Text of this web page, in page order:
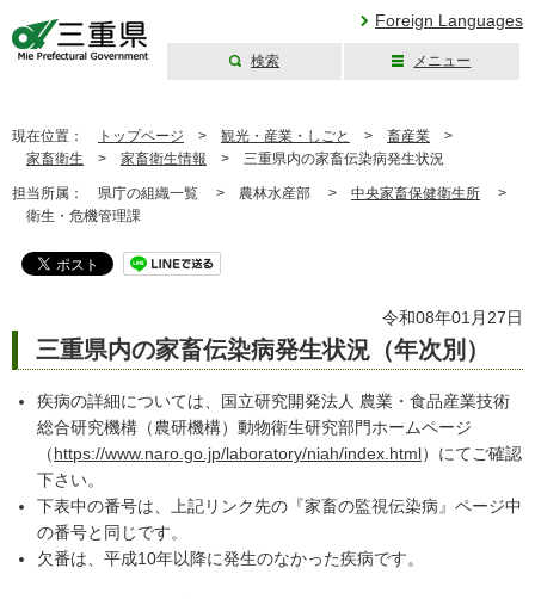
Foreign Languages
検索 メニュー
現在位置： トップページ > 観光・産業・しごと > 畜産業 >
家畜衛生 > 家畜衛生情報 > 三重県内の家畜伝染病発生状況
担当所属： 県庁の組織一覧 > 農林水産部 > 中央家畜保健衛生所 >
衛生・危機管理課
令和08年01月27日
三重県内の家畜伝染病発生状況（年次別）
疾病の詳細については、国立研究開発法人 農業・食品産業技術
総合研究機構（農研機構）動物衛生研究部門ホームページ
（https://www.naro.go.jp/laboratory/niah/index.html）にてご確認
下さい。
下表中の番号は、上記リンク先の『家畜の監視伝染病』ページ中
の番号と同じです。
欠番は、平成10年以降に発生のなかった疾病です。